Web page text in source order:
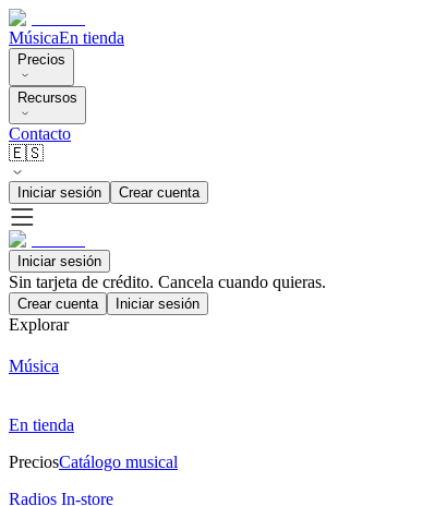
MúsicaEn tienda
Precios
Recursos
Contacto
🇪🇸
Iniciar sesión Crear cuenta
Iniciar sesión
Sin tarjeta de crédito. Cancela cuando quieras.
Crear cuenta Iniciar sesión
Explorar
Música
En tienda
PreciosCatálogo musical
Radios In-store